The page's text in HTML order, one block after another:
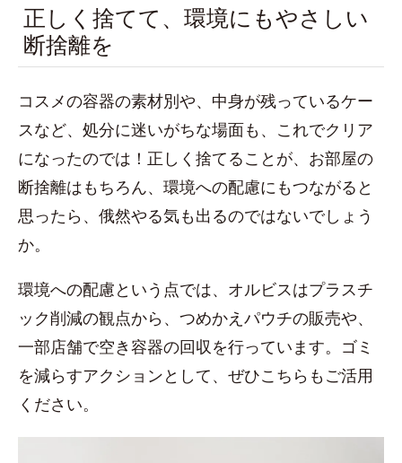
正しく捨てて、環境にもやさしい
断捨離を
コスメの容器の素材別や、中身が残っているケー
スなど、処分に迷いがちな場面も、これでクリア
になったのでは！正しく捨てることが、お部屋の
断捨離はもちろん、環境への配慮にもつながると
思ったら、俄然やる気も出るのではないでしょう
か。
環境への配慮という点では、オルビスはプラスチ
ック削減の観点から、つめかえパウチの販売や、
一部店舗で空き容器の回収を行っています。ゴミ
を減らすアクションとして、ぜひこちらもご活用
ください。